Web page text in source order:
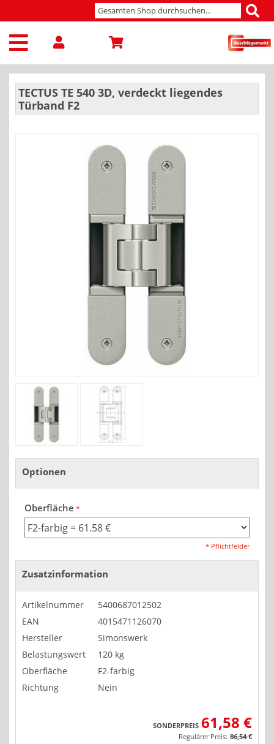
TECTUS TE 540 3D, verdeckt liegendes
Türband F2
Optionen
Oberfläche
* Pflichtfelder
Zusatzinformation
Artikelnummer
5400687012502
EAN
4015471126070
Hersteller
Simonswerk
Belastungswert
120 kg
Oberfläche
F2-farbig
Richtung
Nein
SONDERPREIS 61,58 €
Regulärer Preis: 86,54 €